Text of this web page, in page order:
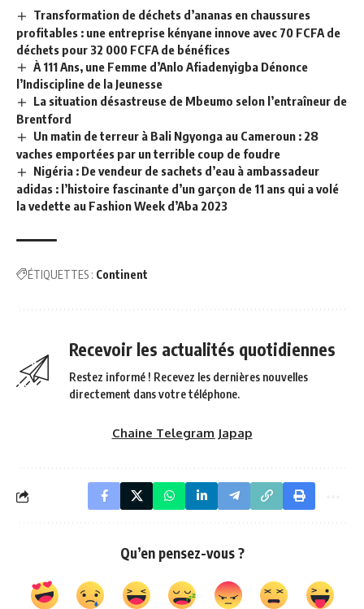
Transformation de déchets d’ananas en chaussures
profitables : une entreprise kényane innove avec 70 FCFA de
déchets pour 32 000 FCFA de bénéfices
À 111 Ans, une Femme d’Anlo Afiadenyigba Dénonce
l’Indiscipline de la Jeunesse
La situation désastreuse de Mbeumo selon l’entraîneur de
Brentford
Un matin de terreur à Bali Ngyonga au Cameroun : 28
vaches emportées par un terrible coup de foudre
Nigéria : De vendeur de sachets d’eau à ambassadeur
adidas : l’histoire fascinante d’un garçon de 11 ans qui a volé
la vedette au Fashion Week d’Aba 2023
ÉTIQUETTES : Continent
Recevoir les actualités quotidiennes
Restez informé ! Recevez les dernières nouvelles
directement dans votre téléphone.
Chaine Telegram Japap
Qu’en pensez-vous ?